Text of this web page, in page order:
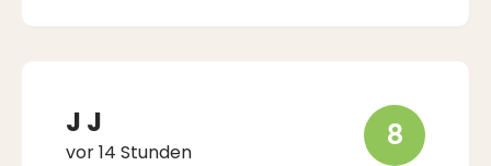
J J
vor 14 Stunden 8